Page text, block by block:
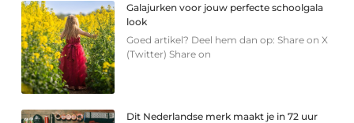
Galajurken voor jouw perfecte schoolgala
look
Goed artikel? Deel hem dan op: Share on X
(Twitter) Share on
Dit Nederlandse merk maakt je in 72 uur